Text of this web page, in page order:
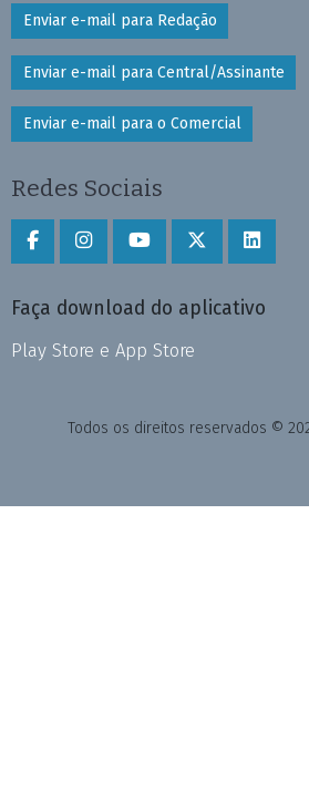
Enviar e-mail para Redação
Enviar e-mail para Central/Assinante
Enviar e-mail para o Comercial
Redes Sociais
Faça download do aplicativo
Play Store e App Store
Todos os direitos reservados ©